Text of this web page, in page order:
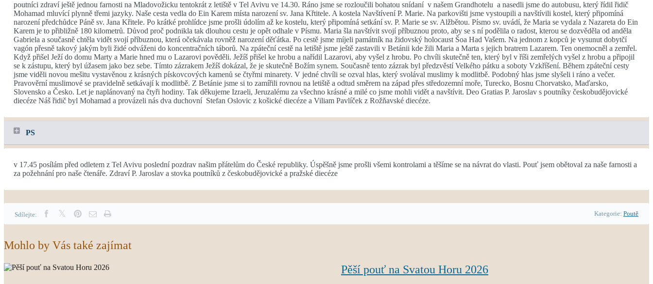
poutníci zdraví ještě jednou farnosti na Mladovožicku tentokrát z letiště v Tel Avivu ve 14.30. Ráno jsme se rozloučili bohatou snídaní v našem Grandhotelu a nasedli jsme do autobusu, který řídil řidič
Mohamad mluvící plynně třemi jazyky. Naše cesta vedla do Ein Karem místa narození sv. Jana Křtitele. A kostela Navštívení P. Marie. Na parkovišti jsme vystoupili a navštívili kostel, který připomíná
narození předchůdce Páně sv. Jana Křitele. Po krátké prohlídce jsme prošli údolím až ke kostelu, který připomíná setkání sv. P. Marie se sv. Alžbětou. Písmo sv. uvádí, že Maria se vydala z Nazareta do Ein
Karem je to přibližně 180 kilometrů. Důvod proč podnikla tak dlouhou cestu je opět odhale v Písmu. Maria šla navštívit svojí příbuznou proto, aby se s ní podělila o radost, kterou se dozvěděla od anděla
Gabriela a současně chtěla vidět svojí příbuznou, která očekávala rovněž narození děťátka. Po cestě jsme míjeli památník na židovský holocaust Šoa Had Vašem. Na jednom z kopců je vysunut dobytčí
vagón přesně takový jakým byli židé odváženi do koncentračních táborů. Na zpáteční cestě na letiště jsme ještě zastavili v Betánii kde žili Maria a Marta s jejich bratrem Lazarem. Ten onemocněl a zemřel.
Když přišel Ježí do domu Marty a Marie hned mu o Lazarovi pověděli. Ježíš přišel ke hrobu a nařídil Lazarovi, aby vyšel z hrobu. Po chvíli skutečně ten, který byl v říši zemřelých vyšel z hrobu a připojil
se k zástupu, který byl úžasem jako bez sebe. Tímto zázrakem Ježíš dokázal, že je skutečně Božím synem. Současně tento zázrak byl předzvěstí Velkého pátku a soboty Vzkříšení. Během zpáteční cesty
jsme viděli novou mešitu vystavěnou z krásných pískovcových kamenů se čtyřmi minarety. V jedné chvíli se ozval hlas, který svolával muslimy k modlitbě. Podobný hlas jsme slyšeli i ráno a večer.
Pravověrní muslimové se pravidelně setkávají k modlitbě. Z Betánie jsme si to zamířili rovnou na letiště a odtud směrem na západ přes středozemní moře, Turecko, Bosnu Chorvatsko, Maďarsko,
Slovensko a Česko. Let je naplánovaný na čtyři hodiny. Tak děkujeme Izraeli, Jeruzalému za všechno krásné a milé co jsme mohli vidět a navštívit. Deo Gratias P. Jaroslav s poutníky českobudějovické
diecéze Náš řidič byl Mohamad a provázeli nás dva duchovní Stefan Oslovic z košické diecéze a Viliam Pavlíček z Rožňavské diecéze.
PS
v 17.45 posílám před odletem z Tel Avivu poslední pozdrav našim přátelům do České republiky. Úspěšně jsme prošli všemi kontrolami a těšíme se na návrat do vlasti. Pouť jsem obětoval za naše farnosti a
za požehnání pro naše čtenáře. Zdraví P. Jaroslav a stovka poutníků z českobudějovické a pražské diecéze
Sdílejte: Kategorie: Poutě
Mohlo by Vás také zajímat
Pěší pouť na Svatou Horu 2026